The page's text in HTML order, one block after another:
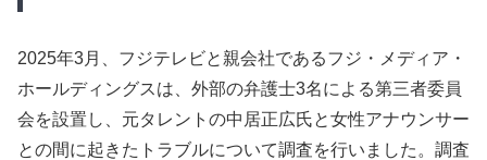
2025年3月、フジテレビと親会社であるフジ・メディア・
ホールディングスは、外部の弁護士3名による第三者委員
会を設置し、元タレントの中居正広氏と女性アナウンサー
との間に起きたトラブルについて調査を行いました。調査